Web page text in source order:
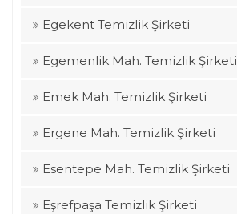
Egekent Temizlik Şirketi
Egemenlik Mah. Temizlik Şirketi
Emek Mah. Temizlik Şirketi
Ergene Mah. Temizlik Şirketi
Esentepe Mah. Temizlik Şirketi
Eşrefpaşa Temizlik Şirketi